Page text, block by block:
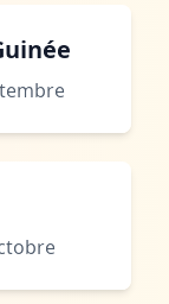
Juin à Septembre
Avril à Octobre